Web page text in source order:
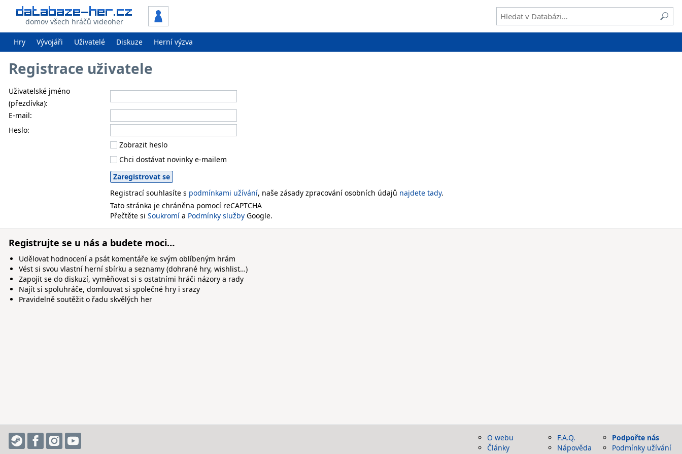
domov všech hráčů videoher
Hry Vývojáři Uživatelé Diskuze Herní výzva
Registrace uživatele
Uživatelské jméno
(přezdívka):
E-mail:
Heslo:
Zobrazit heslo
Chci dostávat novinky e-mailem
Registrací souhlasíte s podmínkami užívání, naše zásady zpracování osobních údajů najdete tady.
Tato stránka je chráněna pomocí reCAPTCHA
Přečtěte si Soukromí a Podmínky služby Google.
Registrujte se u nás a budete moci…
Udělovat hodnocení a psát komentáře ke svým oblíbeným hrám
Vést si svou vlastní herní sbírku a seznamy (dohrané hry, wishlist…)
Zapojit se do diskuzí, vyměňovat si s ostatními hráči názory a rady
Najít si spoluhráče, domlouvat si společné hry i srazy
Pravidelně soutěžit o řadu skvělých her
O webu
Články
F.A.Q.
Nápověda
Podpořte nás
Podmínky užívání